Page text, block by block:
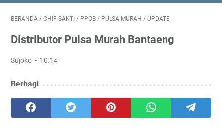
BERANDA / CHIP SAKTI / PPOB / PULSA MURAH / UPDATE
Distributor Pulsa Murah Bantaeng
Sujoko 10.14
Berbagi